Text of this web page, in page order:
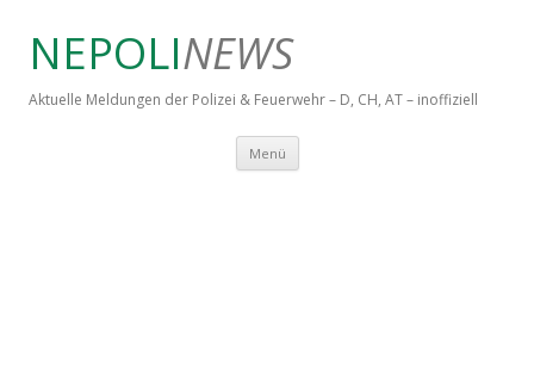
NEPOLINEWS
Aktuelle Meldungen der Polizei & Feuerwehr – D, CH, AT – inoffiziell
Menü Springe zum Inhalt